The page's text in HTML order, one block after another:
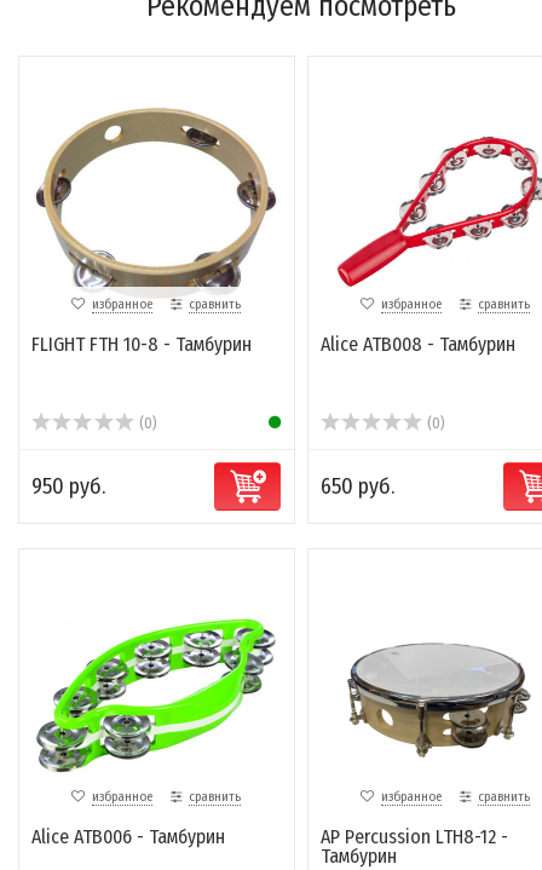
избранное сравнить
FLIGHT FTH 10-8 - Тамбурин
(0)
950 руб.
избранное сравнить
Alice ATB008 - Тамбурин
(0)
650 руб.
избранное сравнить
Alice ATB006 - Тамбурин
избранное сравнить
AP Percussion LTH8-12 -
Тамбурин